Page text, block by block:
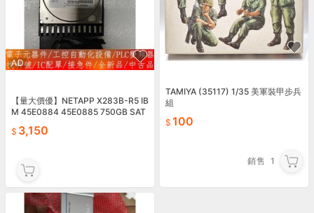
AD
【量大價優】NETAPP X283B-R5 IB
M 45E0884 45E0885 750GB SAT
3,150
TAMIYA (35117) 1/35 美軍裝甲步兵
組
100
銷售 1